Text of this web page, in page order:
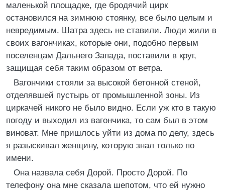
маленькой площадке, где бродячий цирк
остановился на зимнюю стоянку, все было целым и
невредимым. Шатра здесь не ставили. Люди жили в
своих вагончиках, которые они, подобно первым
поселенцам Дальнего Запада, поставили в круг,
защищая себя таким образом от ветра.
Вагончики стояли за высокой бетонной стеной,
отделявшей пустырь от промышленной зоны. Из
циркачей никого не было видно. Если уж кто в такую
погоду и выходил из вагончика, то сам был в этом
виноват. Мне пришлось уйти из дома по делу, здесь
я разыскивал женщину, которую знал только по
имени.
Она назвала себя Дорой. Просто Дорой. По
телефону она мне сказала шепотом, что ей нужно